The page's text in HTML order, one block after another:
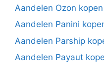
Aandelen Ozon
Aandelen Panini
Aandelen Parship
Aandelen Payaut